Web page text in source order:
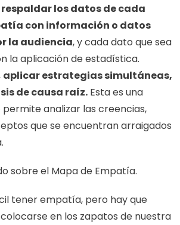
respaldar los datos de cada
con información o datos
la audiencia, y cada dato que sea
la aplicación de estadística.
aplicar estrategias simultáneas,
de causa raíz. Esta es una
analizar las creencias,
que se encuentran arraigados
sobre el Mapa de Empatía.
tener empatía, pero hay que
en los zapatos de nuestra